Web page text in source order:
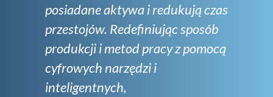
posiadane aktywa i redukują czas
przestojów. Redefiniując sposób
produkcji i metod pracy z pomocą
cyfrowych narzędzi i
inteligentnych,